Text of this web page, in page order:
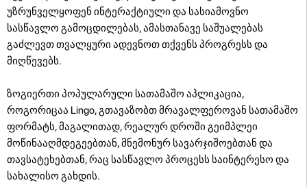
უზრუნველყოფენ ინტერაქტიული და სასიამოვნო
სასწავლო გამოცდილებას, ამასთანავე საშუალებას
გაძლევთ თვალყური ადევნოთ თქვენს პროგრესს და
მიღწევებს.
ზოგიერთი პოპულარული სათამაშო აპლიკაცია,
როგორიცაა Lingo, გთავაზობთ მრავალფეროვან სათამაშო
ფორმატს, მაგალითად, რეალურ დროში გეიმპლეი
მოწინააღმდეგეებთან, მნემონურ სავარჯიშოებთან და
თავსატეხებთან, რაც სასწავლო პროცესს საინტერესო და
სახალისო გახდის.